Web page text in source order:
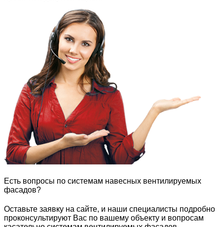
Есть вопросы по системам навесных вентилируемых
фасадов?
Оставьте заявку на сайте, и наши специалисты подробно
проконсультируют Вас по вашему объекту и вопросам